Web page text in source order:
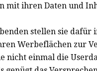
mit ihren Daten und
stellen sie dafür
Werbeflächen zur
nicht einmal die